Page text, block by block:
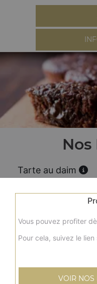
Tarte au daim
Fondant au
Vous pouvez profiter
Pour cela, suivez le lien
VOIR NOS